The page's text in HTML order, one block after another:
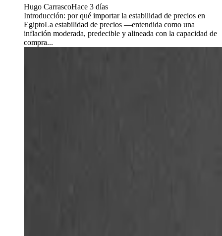
Hugo CarrascoHace 3 días
Introducción: por qué importar la estabilidad de precios en
EgiptoLa estabilidad de precios —entendida como una
inflación moderada, predecible y alineada con la capacidad de
compra...